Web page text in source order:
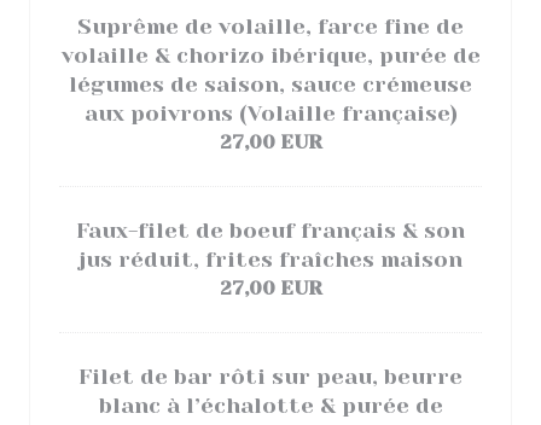
Suprême de volaille, farce fine de
volaille & chorizo ibérique, purée de
légumes de saison, sauce crémeuse
aux poivrons (Volaille française)
27,00 EUR
Faux-filet de boeuf français & son
jus réduit, frites fraîches maison
27,00 EUR
Filet de bar rôti sur peau, beurre
blanc à l’échalotte & purée de